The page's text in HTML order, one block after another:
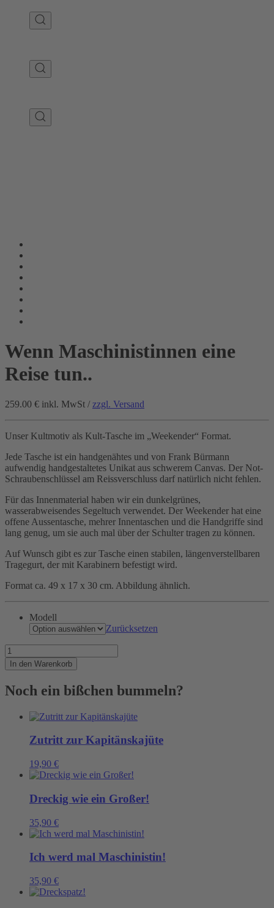
Wenn Maschinistinnen eine
Reise tun..
259.00 € inkl. MwSt / zzgl. Versand
Unser Kultmotiv als Kult-Tasche im „Weekender“ Format.
Jede Tasche ist ein handgenähtes und von Frank Bürmann
aufwendig handgestaltetes Unikat aus schwerem Canvas. Der Not-
Schraubenschlüssel am Reissverschluss darf natürlich nicht fehlen.
Für das Innenmaterial haben wir ein dunkelgrünes,
wasserabweisendes Segeltuch verwendet. Der Weekender hat eine
offene Aussentasche, mehrer Innentaschen und die Handgriffe sind
lang genug, um sie auch mal über der Schulter tragen zu können.
Auf Wunsch gibt es zur Tasche einen stabilen, längenverstellbaren
Tragegurt, der mit Karabinern befestigt wird.
Format ca. 49 x 17 x 30 cm. Abbildung ähnlich.
Modell
Zurücksetzen
Wenn
Maschinistinnen
eine
tun..
In den Warenkorb
Noch ein bißchen bummeln?
Zutritt zur Kapitänskajüte
19,90 €
Dreckig wie ein Großer!
35,90 €
Ich werd mal Maschinistin!
35,90 €